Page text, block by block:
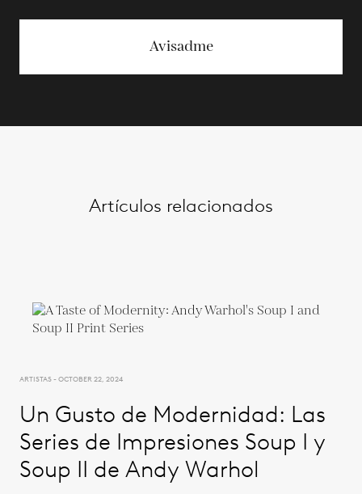
Avisadme
Artículos relacionados
ARTISTAS - OCTOBER 22, 2024
Un Gusto de Modernidad: Las
Series de Impresiones Soup I y
Soup II de Andy Warhol